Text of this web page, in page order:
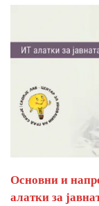
Основни и
алатки за